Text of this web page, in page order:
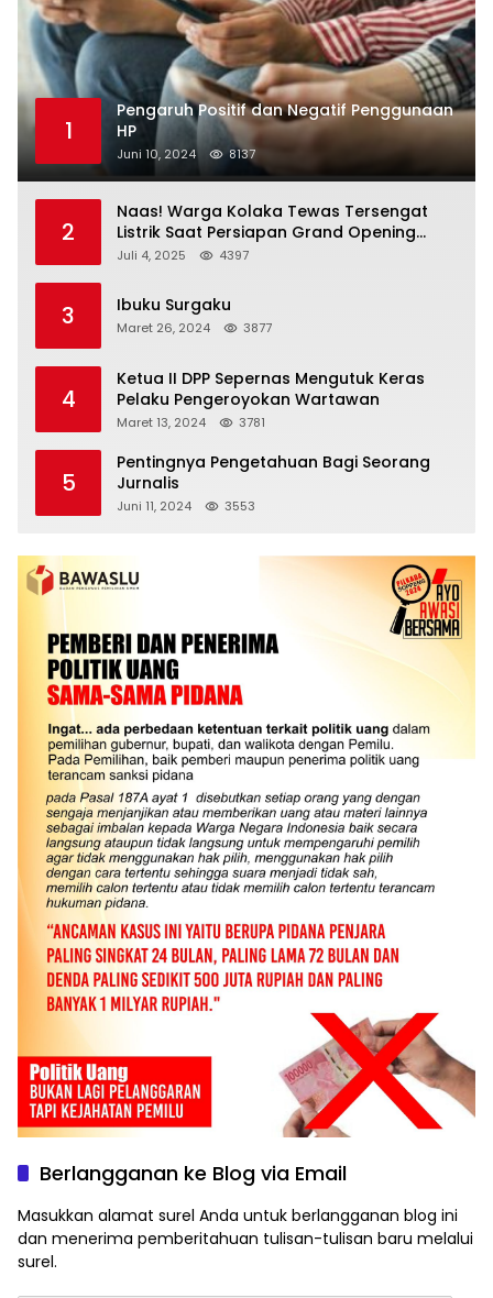
1
Pengaruh Positif dan Negatif Penggunaan
HP
Juni 10, 2024 8137
2
Naas! Warga Kolaka Tewas Tersengat
Listrik Saat Persiapan Grand Opening
Rumah Makan
Juli 4, 2025 4397
3 Ibuku Surgaku
Maret 26, 2024 3877
4
Ketua II DPP Sepernas Mengutuk Keras
Pelaku Pengeroyokan Wartawan
Maret 13, 2024 3781
5
Pentingnya Pengetahuan Bagi Seorang
Jurnalis
Juni 11, 2024 3553
Berlangganan ke Blog via Email
Masukkan alamat surel Anda untuk berlangganan blog ini
dan menerima pemberitahuan tulisan-tulisan baru melalui
surel.